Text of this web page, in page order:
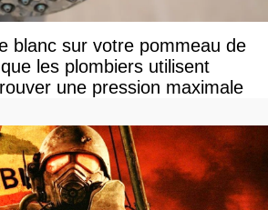
blanc sur votre pommeau de
les plombiers utilisent
une pression maximale